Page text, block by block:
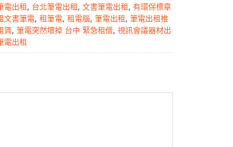
電出租, 台北筆電出租,文書筆電出租,有環保標章
文書筆電,租筆電,租電腦,筆電出租,筆電出租推
賃,筆電突然壞掉 台中 緊急租借,視訊會議器材出
電出租